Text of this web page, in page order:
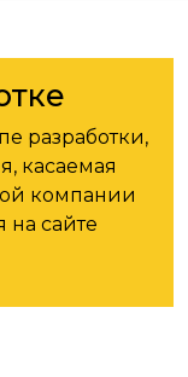
разработки,
касаемая
компании
на сайте